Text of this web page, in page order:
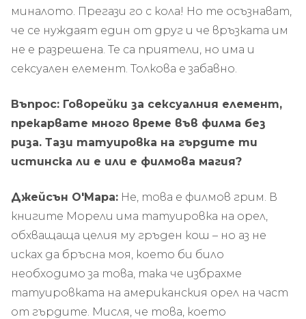
миналото. Прегази го с кола! Но те осъзнават,
че се нуждаят един от друг и че връзката им
не е разрешена. Те са приятели, но има и
сексуален елемент. Толкова е забавно.
Въпрос: Говорейки за сексуалния елемент,
прекарвате много време във филма без
риза. Тази татуировка на гърдите ти
истинска ли е или е филмова магия?
Джейсън О'Мара: Не, това е филмов грим. В
книгите Морели има татуировка на орел,
обхващаща целия му гръден кош – но аз не
исках да бръсна моя, което би било
необходимо за това, така че избрахме
татуировката на американския орел на част
от гърдите. Мисля, че това, което